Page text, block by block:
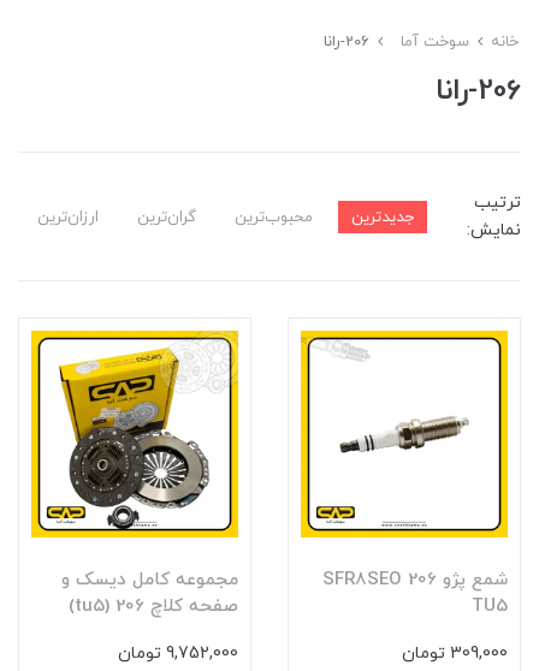
خانه سوخت آما 206-رانا
206-رانا
ترتیب
نمایش:
جدیدترین محبوب‌ترین گران‌ترین ارزان‌ترین
شمع پژو 206 SFR8SEO
TU5
309,000 تومان
مجموعه کامل ديسک و
صفحه کلاچ 206 (tu5)
9,752,000 تومان